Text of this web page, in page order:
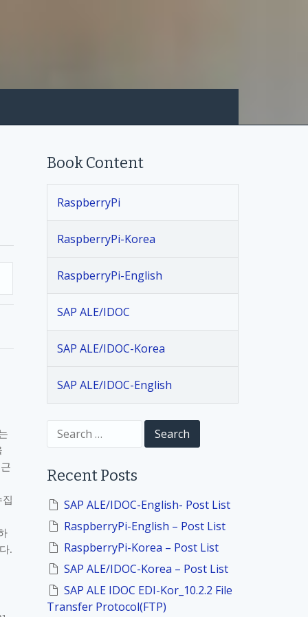
집
.
Book Content
RaspberryPi
RaspberryPi-Korea
RaspberryPi-English
SAP ALE/IDOC
SAP ALE/IDOC-Korea
SAP ALE/IDOC-English
c
o
Recent Posts
SAP ALE/IDOC-English- Post List
RaspberryPi-English – Post List
RaspberryPi-Korea – Post List
SAP ALE/IDOC-Korea – Post List
SAP ALE IDOC EDI-Kor_10.2.2 File
Transfer Protocol(FTP)